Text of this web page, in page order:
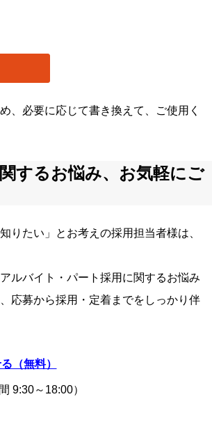
、必要に応じて書き換えて、ご使用く
するお悩み、お気軽にご
りたい」とお考えの採用担当者様は、
ルバイト・パート採用に関するお悩み
応募から採用・定着までをしっかり伴
（無料）
9:30～18:00）